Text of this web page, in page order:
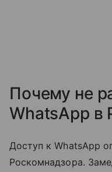
Почему не
WhatsApp в
Доступ к WhatsApp
Роскомнадзора.